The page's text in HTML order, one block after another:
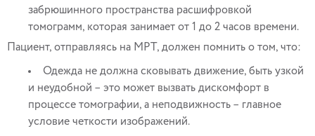
забрюшинного пространства расшифровкой
томограмм, которая занимает от 1 до 2 часов времени.
Пациент, отправляясь на МРТ, должен помнить о том, что:
Одежда не должна сковывать движение, быть узкой
и неудобной – это может вызвать дискомфорт в
процессе томографии, а неподвижность – главное
условие четкости изображений.